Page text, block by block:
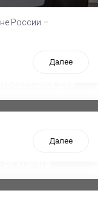
России –
Далее
Далее